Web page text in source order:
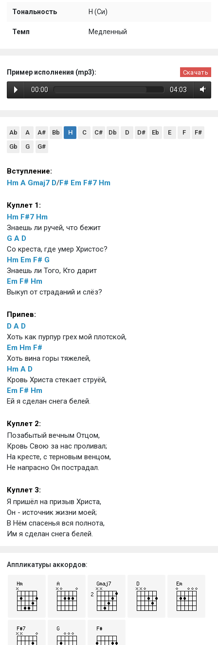
Тональность H (Си)
Темп Медленный
Пример исполнения (mp3): Скачать
00:00 04:03
Ab A A# Bb H C C# Db D D# Eb E F
F#
Gb
G G#
Вступление:
Hm A Gmaj7 D/F# Em F#7 Hm
Куплет 1:
Hm F#7 Hm
Знаешь ли ручей, что бежит
G A D
Со креста, где умер Христос?
Hm Em F# G
Знаешь ли Того, Кто дарит
Em F# Hm
Выкуп от страданий и слёз?
Припев:
D A D
Хоть как пурпур грех мой плотской,
Em Hm F#
Хоть вина горы тяжелей,
Hm A D
Кровь Христа стекает струёй,
Em F# Hm
Ей я сделан снега белей.
Куплет 2:
Позабытый вечным Отцом,
Кровь Свою за нас проливал;
На кресте, с терновым венцом,
Не напрасно Он пострадал.
Куплет 3:
Я пришёл на призыв Христа,
Он - источник жизни моей;
В Нём спасенья вся полнота,
Им я сделан снега белей.
Аппликатуры аккордов: